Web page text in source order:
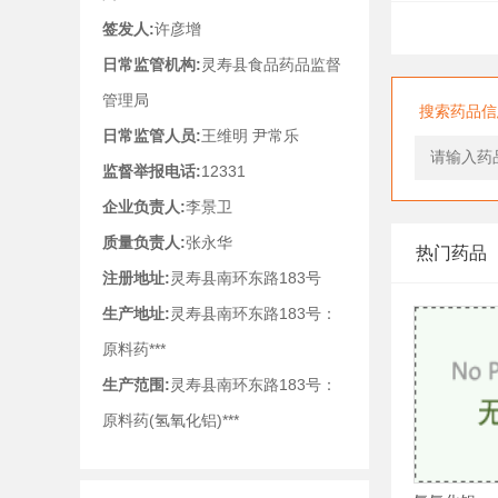
搜索药品
热门药品
签发人:许彦增
日常监管机构:灵寿县食品药品监督
管理局
日常监管人员:王维明 尹常乐
监督举报电话:12331
企业负责人:李景卫
质量负责人:张永华
注册地址:灵寿县南环东路183号
生产地址:灵寿县南环东路183号：
原料药***
生产范围:灵寿县南环东路183号：
原料药(氢氧化铝)***